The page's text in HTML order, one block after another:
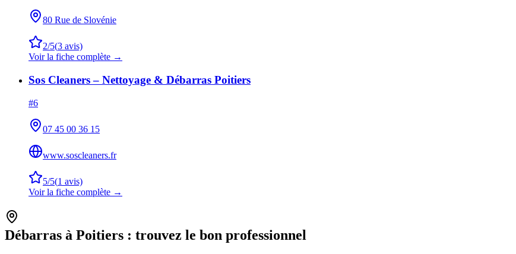
80 Rue de Slovénie
2/5(3 avis)
Voir la fiche complète →
Sos Cleaners – Nettoyage & Débarras Poitiers
#6
07 45 00 36 15
www.soscleaners.fr
5/5(1 avis)
Voir la fiche complète →
Débarras à Poitiers : trouvez le bon professionnel